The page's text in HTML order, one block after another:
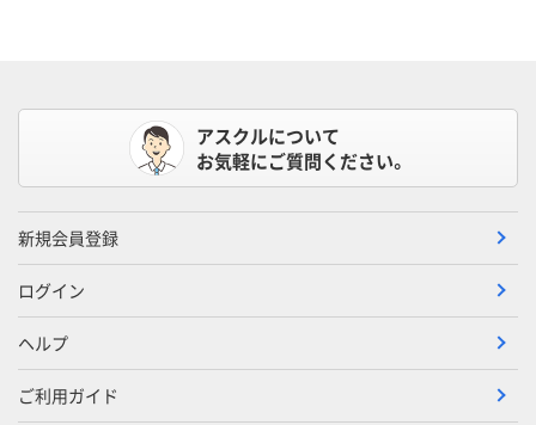
アスクルについて
お気軽にご質問ください。
新規会員登録
ログイン
ヘルプ
ご利用ガイド